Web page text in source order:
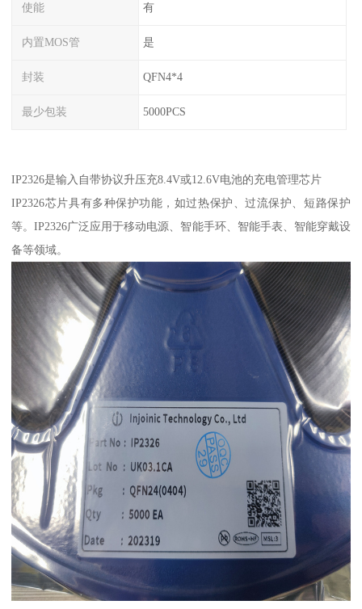
使能 有
内置MOS管 是
封装 QFN4*4
最少包装 5000PCS
IP2326是输入自带协议升压充8.4V或12.6V电池的充电管理芯片
IP2326芯片具有多种保护功能，如过热保护、过流保护、短路保护
等。IP2326广泛应用于移动电源、智能手环、智能手表、智能穿戴设
备等领域。